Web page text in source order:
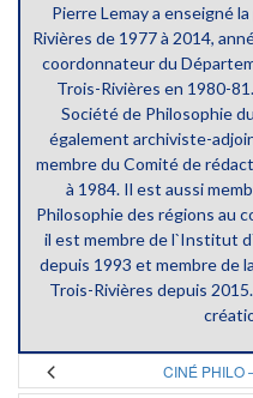
Pierre Lemay a enseigné
Rivières de 1977 à 2014,
coordonnateur du
Trois-Rivières en 1980-
Société de Philosophie
également archiviste-
membre du Comité de
à 1984. Il est aussi
Philosophie des régions au
il est membre de l`Institut
depuis 1993 et membre de
Trois-Rivières depuis
CINÉ PHILO